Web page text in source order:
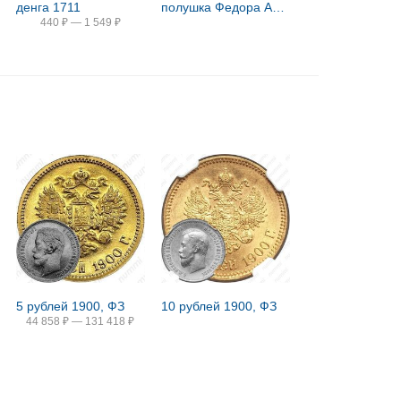
денга 1711
440 ₽ — 1 549 ₽
5 рублей 1900, ФЗ
44 858 ₽ — 131 418 ₽
10 рублей 1900, ФЗ